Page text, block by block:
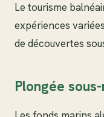
Le tourisme
expériences
de découvertes
Plongée